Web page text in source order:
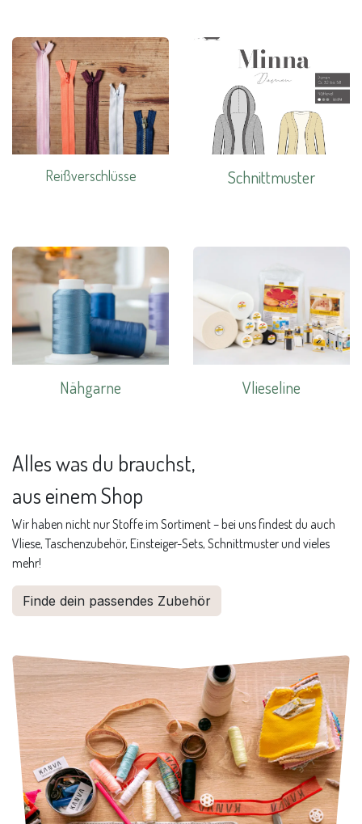
Reißverschlüsse Schnittmuster
Nähgarne Vlieseline
Alles was du brauchst,
aus einem Shop
Wir haben nicht nur Stoffe im Sortiment – bei uns findest du auch
Vliese, Taschenzubehör, Einsteiger-Sets, Schnittmuster und vieles
mehr!
Finde dein passendes Zubehör